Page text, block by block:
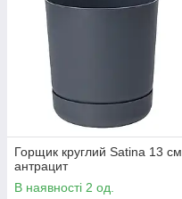
Горщик круглий Satina 13 см
антрацит
В наявності 2 од.